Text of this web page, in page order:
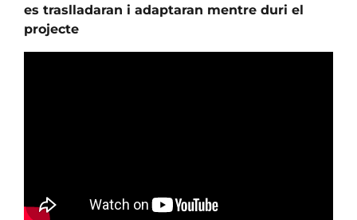
es traslladaran i adaptaran mentre duri el
projecte